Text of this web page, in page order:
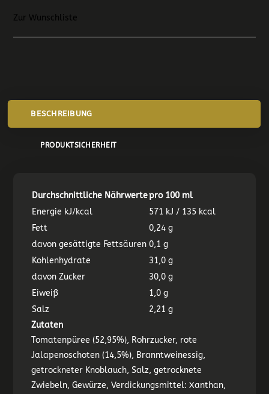
Zur Wunschliste
BESCHREIBUNG
PRODUKTSICHERHEIT
Durchschnittliche Nährwertepro 100 ml
Energie kJ/kcal
571 kJ / 135 kcal
Fett
0,24 g
davon gesättigte Fettsäuren 0,1 g
Kohlenhydrate
31,0 g
davon Zucker
30,0 g
Eiweiß
1,0 g
Salz
2,21 g
Zutaten
Tomatenpüree (52,95%), Rohrzucker, rote
Jalapenoschoten (14,5%), Branntweinessig,
getrockneter Knoblauch, Salz, getrocknete
Zwiebeln, Gewürze, Verdickungsmittel: Xanthan,